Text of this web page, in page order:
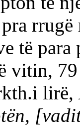
të
vitin,
lirë,